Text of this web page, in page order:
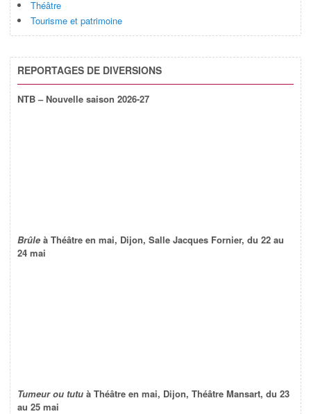
Théâtre
Tourisme et patrimoine
REPORTAGES DE DIVERSIONS
NTB – Nouvelle saison 2026-27
Brûle à Théâtre en mai, Dijon, Salle Jacques Fornier, du 22 au
24 mai
Tumeur ou tutu à Théâtre en mai, Dijon, Théâtre Mansart, du 23
au 25 mai